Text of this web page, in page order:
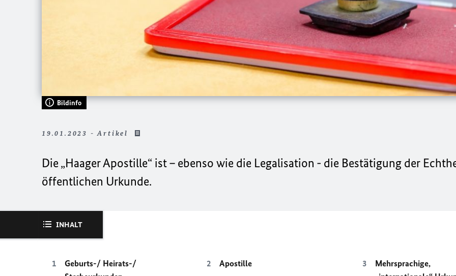
Bildinfo
19.01.2023 - Artikel
Die „Haager Apostille“ ist – ebenso wie die Legalisation - die Bestätigung der
öffentlichen Urkunde.
INHALT
Geburts-/ Heirats-/
Apostille
Mehrsprachige,